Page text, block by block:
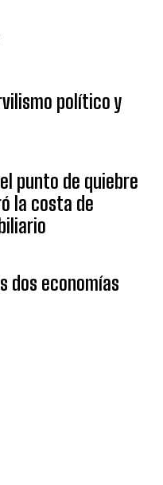
político y
punto de quiebre
la costa de
dos economías